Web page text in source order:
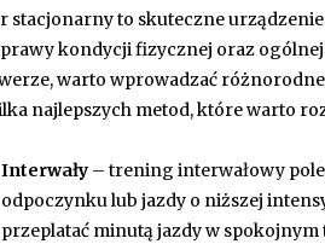
stacjonarny to skuteczne
kondycji fizycznej oraz
warto wprowadzać
najlepszych metod, które warto
Interwały – trening interwałowy
odpoczynku lub jazdy o niższej
przeplatać minutą jazdy w